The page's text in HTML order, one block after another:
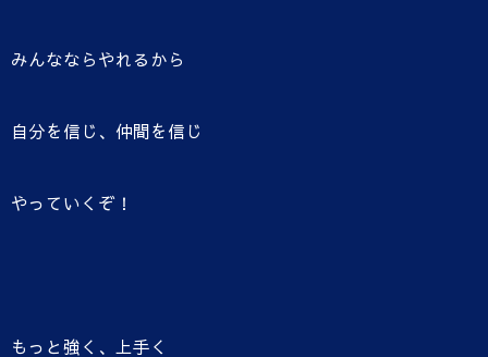
みんなならやれるから
自分を信じ、仲間を信じ
やっていくぞ！
もっと強く、上手く